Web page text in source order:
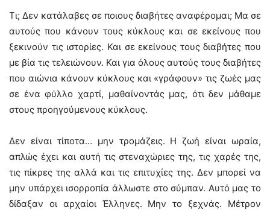
Τι; Δεν κατάλαβες σε ποιους διαβήτες αναφέρομαι; Μα σε
αυτούς που κάνουν τους κύκλους και σε εκείνους που
ξεκινούν τις ιστορίες. Και σε εκείνους τους διαβήτες που
με βία τις τελειώνουν. Και για όλους αυτούς τους διαβήτες
που αιώνια κάνουν κύκλους και «γράφουν» τις ζωές μας
σε ένα φύλλο χαρτί, μαθαίνοντάς μας, ότι δεν μάθαμε
στους προηγούμενους κύκλους.
Δεν είναι τίποτα… μην τρομάζεις. Η ζωή είναι ωραία,
απλώς έχει και αυτή τις στεναχώριες της, τις χαρές της,
τις πίκρες της αλλά και τις επιτυχίες της. Δεν μπορεί να
μην υπάρχει ισορροπία άλλωστε στο σύμπαν. Αυτό μας το
δίδαξαν οι αρχαίοι Έλληνες. Μην το ξεχνάς. Μέτρον